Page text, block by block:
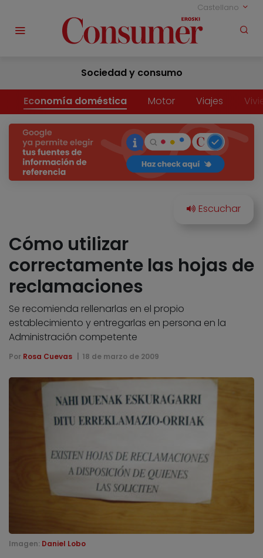
Castellano
Sociedad y consumo
Economía doméstica Motor Viajes
Cómo utilizar
correctamente las hojas de
reclamaciones
Se recomienda rellenarlas en el propio
establecimiento y entregarlas en persona en la
Administración competente
Por Rosa Cuevas 18 de marzo de 2009
Imagen: Daniel Lobo